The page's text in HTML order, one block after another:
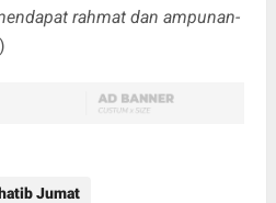
rahmat dan ampunan-
Jumat